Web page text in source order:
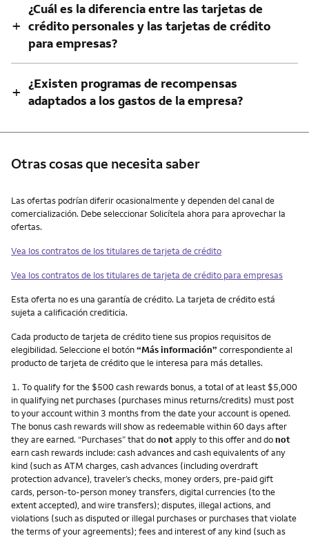
+
¿Cuál es la diferencia entre las tarjetas de
crédito personales y las tarjetas de crédito
para empresas?
+ ¿Existen programas de recompensas
adaptados a los gastos de la empresa?
Otras cosas que necesita saber
Otras cosas que necesita saber
Las ofertas podrían diferir ocasionalmente y dependen del canal de
comercialización. Debe seleccionar Solicítela ahora para aprovechar la
ofertas.
Vea los contratos de los titulares de tarjeta de crédito
Vea los contratos de los titulares de tarjeta de crédito para empresas
Esta oferta no es una garantía de crédito. La tarjeta de crédito está
sujeta a calificación crediticia.
Cada producto de tarjeta de crédito tiene sus propios requisitos de
elegibilidad. Seleccione el botón“Más información” correspondiente al
producto de tarjeta de crédito que le interesa para más detalles.
Nota
1. To qualify for the $500 cash rewards bonus, a total of at least $5,000
in qualifying net purchases (purchases minus returns/credits) must post
to your account within 3 months from the date your account is opened.
The bonus cash rewards will show as redeemable within 60 days after
they are earned. “Purchases” that donotapply to this offer and donot
earn cash rewards include: cash advances and cash equivalents of any
kind (such as ATM charges, cash advances (including overdraft
protection advance), traveler’s checks, money orders, pre-paid gift
cards, person-to-person money transfers, digital currencies (to the
extent accepted), and wire transfers); disputes, illegal actions, and
violations (such as disputed or illegal purchases or purchases that violate
the terms of your agreements); fees and interest of any kind (such as